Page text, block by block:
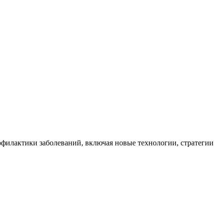
заболеваний, включая новые технологии, стратегии